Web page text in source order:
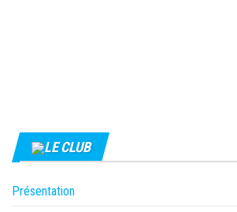
LE CLUB
Présentation